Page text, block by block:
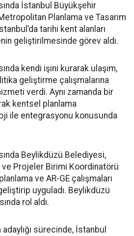
İstanbul Büyükşehir
Planlama ve Tasarım
tarihi kent alanları
geliştirilmesinde görev aldı.
kendi işini kurarak ulaşım,
geliştirme çalışmalarına
verdi. Aynı zamanda bir
kentsel planlama
ile entegrasyonu konusunda
Beylikdüzü Belediyesi,
Projeler Birimi Koordinatörü
ve AR-GE çalışmaları
uyguladı. Beylikdüzü
rol aldı.
sürecinde, İstanbul